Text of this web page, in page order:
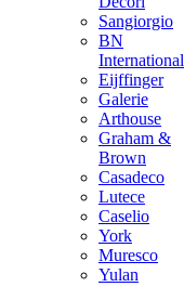
Sangiorgio
BN
International
Eijffinger
Galerie
Arthouse
Graham &
Brown
Casadeco
Lutece
Caselio
York
Muresco
Yulan